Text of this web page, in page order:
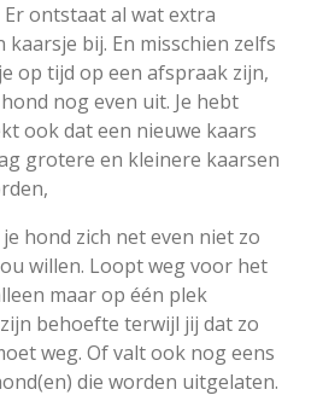
ontstaat al wat extra
bij. En misschien zelfs
op tijd op een afspraak zijn,
nog even uit. Je hebt
ook dat een nieuwe kaars
grotere en kleinere kaarsen
hond zich net even niet zo
willen. Loopt weg voor het
maar op één plek
behoefte terwijl jij dat zo
weg. Of valt ook nog eens
die worden uitgelaten.